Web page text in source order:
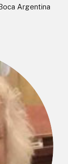
Argentina